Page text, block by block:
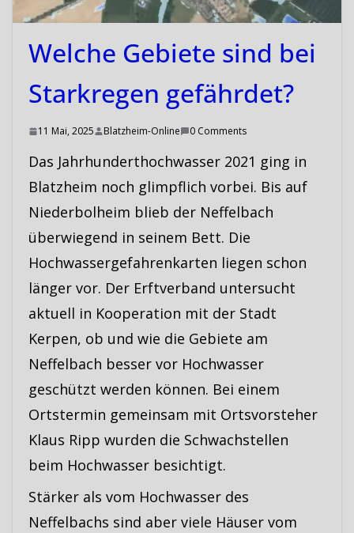
Welche Gebiete sind bei
Starkregen gefährdet?
11 Mai, 2025 Blatzheim-Online 0 Comments
Das Jahrhunderthochwasser 2021 ging in
Blatzheim noch glimpflich vorbei. Bis auf
Niederbolheim blieb der Neffelbach
überwiegend in seinem Bett. Die
Hochwassergefahrenkarten liegen schon
länger vor. Der Erftverband untersucht
aktuell in Kooperation mit der Stadt
Kerpen, ob und wie die Gebiete am
Neffelbach besser vor Hochwasser
geschützt werden können. Bei einem
Ortstermin gemeinsam mit Ortsvorsteher
Klaus Ripp wurden die Schwachstellen
beim Hochwasser besichtigt.
Stärker als vom Hochwasser des
Neffelbachs sind aber viele Häuser vom